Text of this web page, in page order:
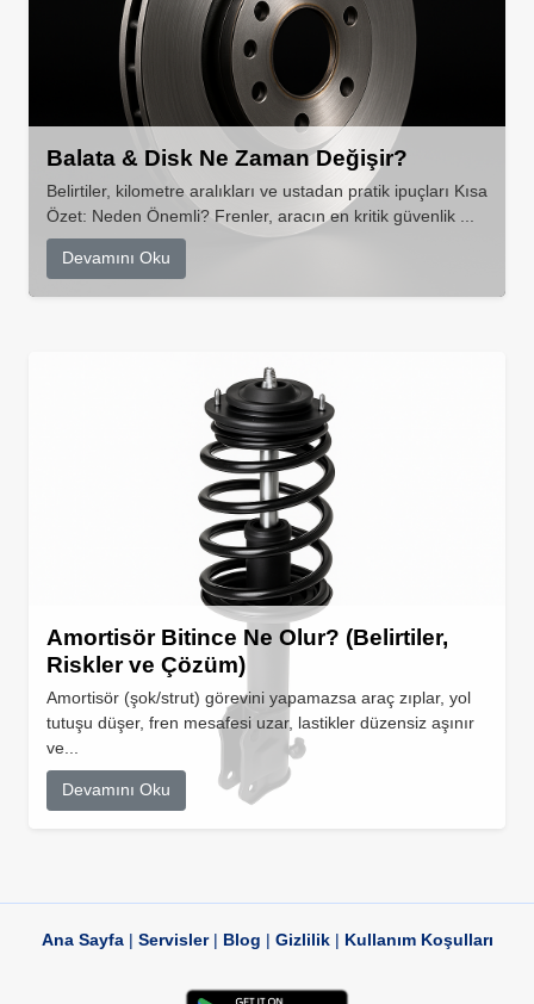
Balata & Disk Ne Zaman Değişir?
Belirtiler, kilometre aralıkları ve ustadan pratik ipuçları Kısa
Özet: Neden Önemli? Frenler, aracın en kritik güvenlik ...
Devamını Oku
Amortisör Bitince Ne Olur? (Belirtiler,
Riskler ve Çözüm)
Amortisör (şok/strut) görevini yapamazsa araç zıplar, yol
tutuşu düşer, fren mesafesi uzar, lastikler düzensiz aşınır
ve...
Devamını Oku
Ana Sayfa| Servisler| Blog | Gizlilik| Kullanım Koşulları